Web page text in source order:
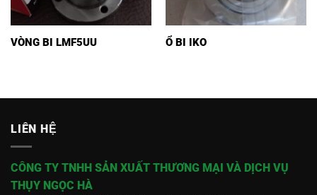
VÒNG BI LMF5UU Ổ BI IKO
LIÊN HỆ
CÔNG TY TNHH SẢN XUẤT THƯƠNG MẠI VÀ DỊCH VỤ
THỤY NGỌC HÀ